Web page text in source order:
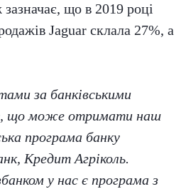
що в 2019 році
Jaguar склала 27%, а
за банківськими
що може отримати наш
програма банку
Кредит Агріколь.
у нас є програма з